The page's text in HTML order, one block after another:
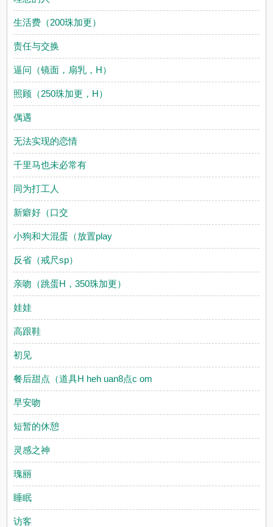
生活费（200珠加更）
责任与交换
逼问（镜面，扇乳，H）
照顾（250珠加更，H）
偶遇
无法实现的恋情
千里马也未必常有
同为打工人
新癖好（口交
小狗和大混蛋（放置play
反省（戒尺sp）
亲吻（跳蛋H，350珠加更）
娃娃
高跟鞋
初见
餐后甜点（道具H heh uan8点c om
早安吻
短暂的休憩
灵感之神
瑰丽
睡眠
访客